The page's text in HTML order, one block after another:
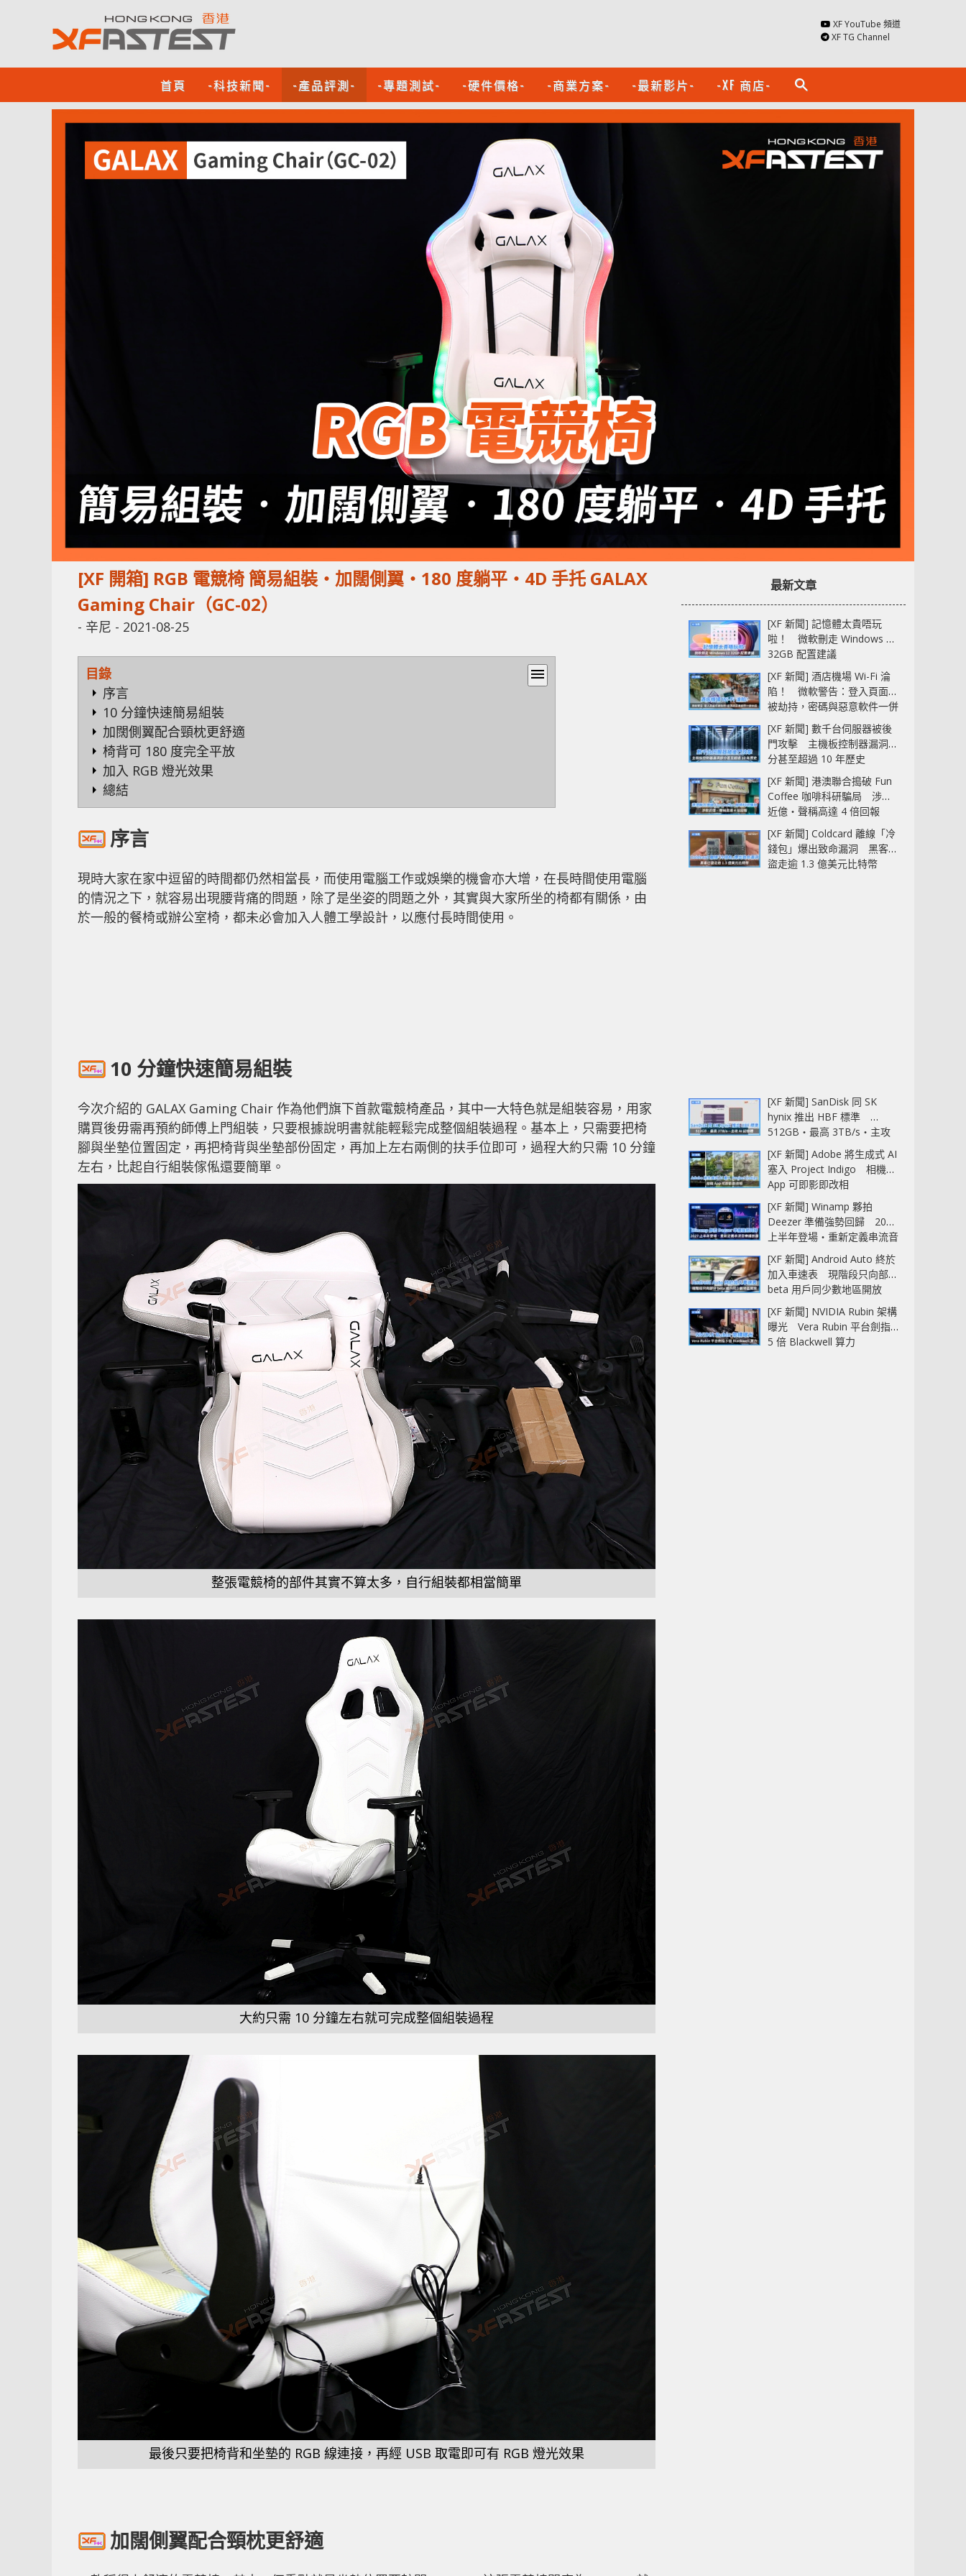
XF YouTube 頻道
XF TG Channel
首頁 -科技新聞- -產品評測- -專題測試- -硬件價格- -商業方案- -最新影片- -XF 商店- search
[XF 開箱] RGB 電競椅 簡易組裝‧加闊側翼‧180 度躺平‧4D 手托 GALAX
Gaming Chair（GC-02）
- 辛尼 - 2021-08-25
目錄
menu
序言
10 分鐘快速簡易組裝
加闊側翼配合頸枕更舒適
椅背可 180 度完全平放
加入 RGB 燈光效果
總結
序言
現時大家在家中逗留的時間都仍然相當長，而使用電腦工作或娛樂的機會亦大增，在長時間使用電腦
的情況之下，就容易出現腰背痛的問題，除了是坐姿的問題之外，其實與大家所坐的椅都有關係，由
於一般的餐椅或辦公室椅，都未必會加入人體工學設計，以應付長時間使用。
10 分鐘快速簡易組裝
今次介紹的 GALAX Gaming Chair 作為他們旗下首款電競椅產品，其中一大特色就是組裝容易，用家
購買後毋需再預約師傅上門組裝，只要根據說明書就能輕鬆完成整個組裝過程。基本上，只需要把椅
腳與坐墊位置固定，再把椅背與坐墊部份固定，再加上左右兩側的扶手位即可，過程大約只需 10 分鐘
左右，比起自行組裝傢俬還要簡單。
整張電競椅的部件其實不算太多，自行組裝都相當簡單
大約只需 10 分鐘左右就可完成整個組裝過程
最後只要把椅背和坐墊的 RGB 線連接，再經 USB 取電即可有 RGB 燈光效果
加闊側翼配合頸枕更舒適
最新文章
[XF 新聞] 記憶體太貴唔玩
啦！ 微軟刪走 Windows 11
32GB 配置建議
[XF 新聞] 酒店機場 Wi-Fi 淪
陷！ 微軟警告：登入頁面可
被劫持，密碼與惡意軟件一併
中招
[XF 新聞] 數千台伺服器被後
門攻擊 主機板控制器漏洞部
分甚至超過 10 年歷史
[XF 新聞] 港澳聯合搗破 Fun
Coffee 咖啡科研騙局 涉款
近億‧聲稱高達 4 倍回報
[XF 新聞] Coldcard 離線「冷
錢包」爆出致命漏洞 黑客已
盜走逾 1.3 億美元比特幣
[XF 新聞] SanDisk 同 SK
hynix 推出 HBF 標準
512GB‧最高 3TB/s‧主攻
AI 記憶體
[XF 新聞] Adobe 將生成式 AI
塞入 Project Indigo 相機
App 可即影即改相
[XF 新聞] Winamp 夥拍
Deezer 準備強勢回歸 2027
上半年登場‧重新定義串流音
樂播放器
[XF 新聞] Android Auto 終於
加入車速表 現階段只向部分
beta 用戶同少數地區開放
[XF 新聞] NVIDIA Rubin 架構
曝光 Vera Rubin 平台劍指
5 倍 Blackwell 算力